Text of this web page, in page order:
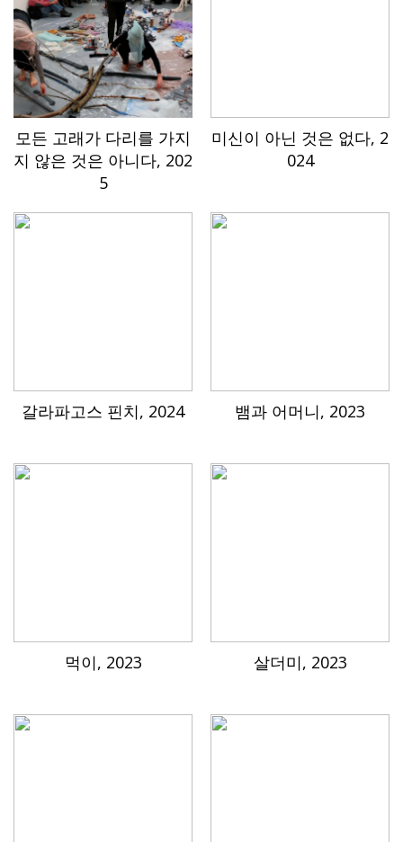
모든 고래가 다리를 가지
지 않은 것은 아니다, 202
5
미신이 아닌 것은 없다, 2
024
갈라파고스 핀치, 2024 뱀과 어머니, 2023
먹이, 2023 살더미, 2023